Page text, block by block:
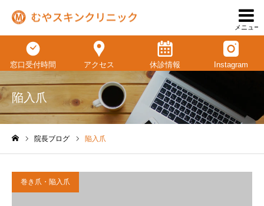
メニュー
窓口受付時間 アクセス 休診情報 Instagram
陥入爪
院長ブログ 陥入爪
巻き爪・陥入爪